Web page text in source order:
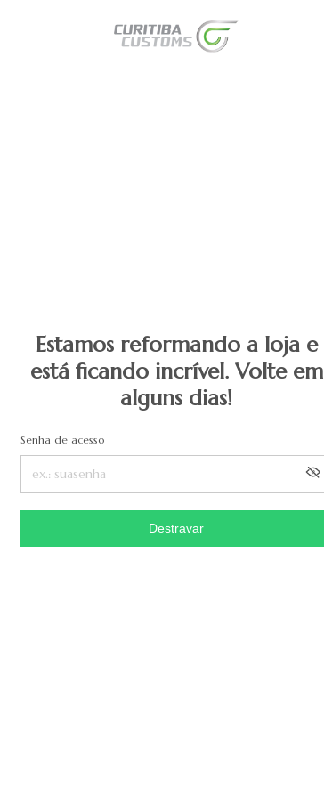
Estamos reformando a loja e
está ficando incrível. Volte em
alguns dias!
Senha de acesso
Destravar